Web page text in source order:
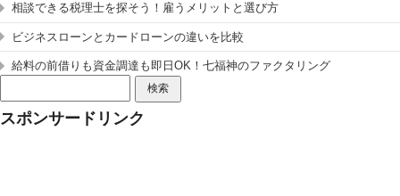
相談できる税理士を探そう！雇うメリットと選び方
ビジネスローンとカードローンの違いを比較
給料の前借りも資金調達も即日OK！七福神のファクタリング
索:
スポンサードリンク